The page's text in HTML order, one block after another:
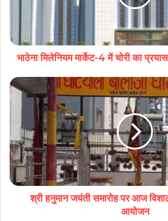
भाठेना मिलेनियम मार्केट-4 में चोरी का
श्री हनुमान जयंती समारोह पर आज
आयोजन